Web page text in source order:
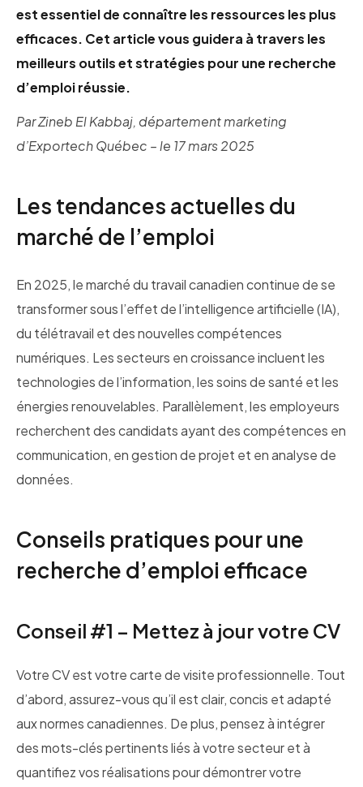
est essentiel de connaître les ressources les plus
efficaces. Cet article vous guidera à travers les
meilleurs outils et stratégies pour une recherche
d’emploi réussie.
Par Zineb El Kabbaj, département marketing
d’Exportech Québec – le 17 mars 2025
Les tendances actuelles du
marché de l’emploi
En 2025, le marché du travail canadien continue de se
transformer sous l’effet de l’intelligence artificielle (IA),
du télétravail et des nouvelles compétences
numériques. Les secteurs en croissance incluent les
technologies de l’information, les soins de santé et les
énergies renouvelables. Parallèlement, les employeurs
recherchent des candidats ayant des compétences en
communication, en gestion de projet et en analyse de
données.
Conseils pratiques pour une
recherche d’emploi efficace
Conseil #1 – Mettez à jour votre CV
Votre CV est votre carte de visite professionnelle. Tout
d’abord, assurez-vous qu’il est clair, concis et adapté
aux normes canadiennes. De plus, pensez à intégrer
des mots-clés pertinents liés à votre secteur et à
quantifiez vos réalisations pour démontrer votre